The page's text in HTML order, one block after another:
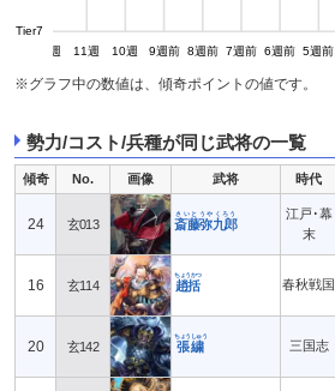
Tier7
12週 11週 10週 9週前 8週前 7週前 6週前 5週前
※グラフ中の数値は、傾奇ポイントの値です。
勢力/コスト/兵種が同じ武将の一覧
傾奇 No. 画像 武将 時代
24 玄013 斎藤弥九郎
さいとうやくろう
江戸･幕
末
16 玄114 趙括
ちょうかつ
春秋戦国
20 玄142 張繍
ちょうしゅう
三国志